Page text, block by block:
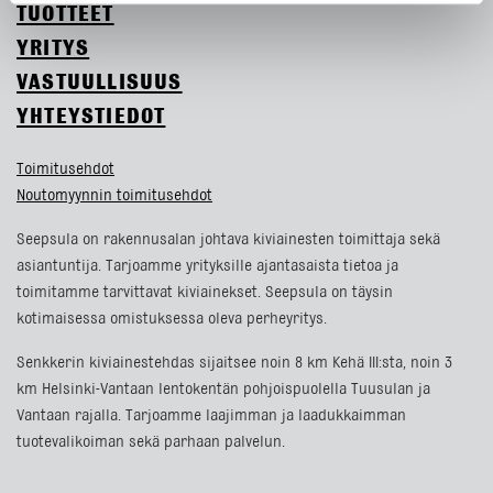
TUOTTEET
YRITYS
VASTUULLISUUS
YHTEYSTIEDOT
Toimitusehdot
Noutomyynnin toimitusehdot
Seepsula on rakennusalan johtava kiviainesten toimittaja sekä
asiantuntija. Tarjoamme yrityksille ajantasaista tietoa ja
toimitamme tarvittavat kiviainekset. Seepsula on täysin
kotimaisessa omistuksessa oleva perheyritys.
Senkkerin kiviainestehdas sijaitsee noin 8 km Kehä III:sta, noin 3
km Helsinki-Vantaan lentokentän pohjoispuolella Tuusulan ja
Vantaan rajalla. Tarjoamme laajimman ja laadukkaimman
tuotevalikoiman sekä parhaan palvelun.